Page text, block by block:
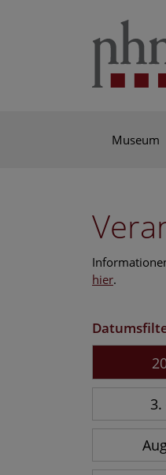
Museum
hier.
3.